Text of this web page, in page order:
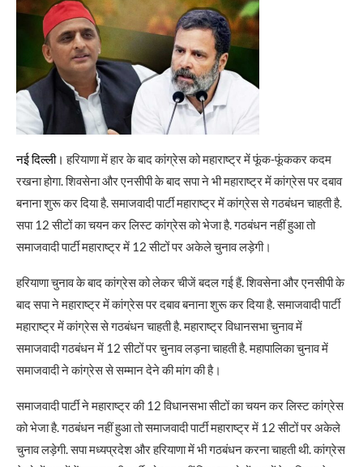
नई दिल्ली। हरियाणा में हार के बाद कांग्रेस को महाराष्ट्र में फूंक-फूंककर कदम
रखना होगा. शिवसेना और एनसीपी के बाद सपा ने भी महाराष्ट्र में कांग्रेस पर दबाव
बनाना शुरू कर दिया है. समाजवादी पार्टी महाराष्ट्र में कांग्रेस से गठबंधन चाहती है.
सपा 12 सीटों का चयन कर लिस्ट कांग्रेस को भेजा है. गठबंधन नहीं हुआ तो
समाजवादी पार्टी महाराष्ट्र में 12 सीटों पर अकेले चुनाव लड़ेगी।
हरियाणा चुनाव के बाद कांग्रेस को लेकर चीजें बदल गई हैं. शिवसेना और एनसीपी के
बाद सपा ने महाराष्ट्र में कांग्रेस पर दबाव बनाना शुरू कर दिया है. समाजवादी पार्टी
महाराष्ट्र में कांग्रेस से गठबंधन चाहती है. महाराष्ट्र विधानसभा चुनाव में
समाजवादी गठबंधन में 12 सीटों पर चुनाव लड़ना चाहती है. महापालिका चुनाव में
समाजवादी ने कांग्रेस से सम्मान देने की मांग की है।
समाजवादी पार्टी ने महाराष्ट्र की 12 विधानसभा सीटों का चयन कर लिस्ट कांग्रेस
को भेजा है. गठबंधन नहीं हुआ तो समाजवादी पार्टी महाराष्ट्र में 12 सीटों पर अकेले
चुनाव लड़ेगी. सपा मध्यप्रदेश और हरियाणा में भी गठबंधन करना चाहती थी. कांग्रेस